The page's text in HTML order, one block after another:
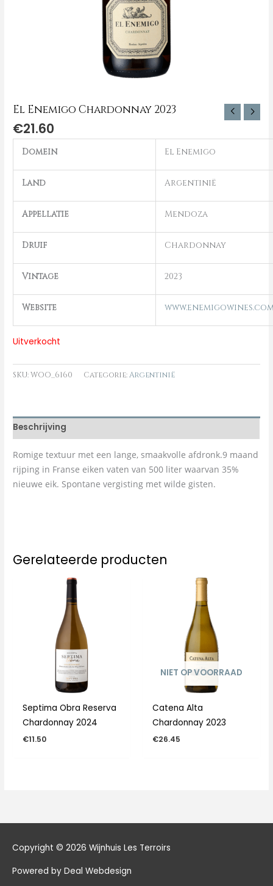
El Enemigo Chardonnay 2023
€21.60
Domein El Enemigo
Land Argentinië
Appellatie Mendoza
Druif Chardonnay
Vintage 2023
Website
Uitverkocht
SKU:WOO_6160 Categorie:Argentinië
Beschrijving
Romige textuur met een lange, smaakvolle afdronk.9 maand
rijping in Franse eiken vaten van 500 liter waarvan 35%
nieuwe eik. Spontane vergisting met wilde gisten.
Gerelateerde producten
Septima Obra Reserva
Chardonnay 2024
€11.50
NIET OP VOORRAAD
Catena Alta
Chardonnay 2023
€26.45
Copyright © 2026 Wijnhuis Les Terroirs
Powered by Deal Webdesign